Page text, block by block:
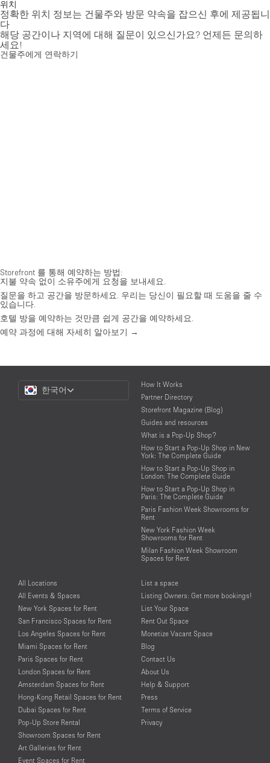
위치
정확한 위치 정보는 건물주와 방문 약속을 잡으신 후에 제공됩니
다
해당 공간이나 지역에 대해 질문이 있으신가요? 언제든 문의하
세요!
건물주에게 연락하기
Storefront 를 통해 예약하는 방법:
지불 약속 없이 소유주에게 요청을 보내세요.
질문을 하고 공간을 방문하세요. 우리는 당신이 필요할 때 도움을 줄 수
있습니다.
호텔 방을 예약하는 것만큼 쉽게 공간을 예약하세요.
예약 과정에 대해 자세히 알아보기 →
Choose
Language
한국어
How It Works
Partner Directory
Storefront Magazine (Blog)
Guides and resources
What is a Pop-Up Shop?
How to Start a Pop-Up Shop in New
York: The Complete Guide
How to Start a Pop-Up Shop in
London: The Complete Guide
How to Start a Pop-Up Shop in
Paris: The Complete Guide
Paris Fashion Week Showrooms for
Rent
New York Fashion Week
Showrooms for Rent
Milan Fashion Week Showroom
Spaces for Rent
All Locations
All Events & Spaces
New York Spaces for Rent
San Francisco Spaces for Rent
Los Angeles Spaces for Rent
Miami Spaces for Rent
Paris Spaces for Rent
London Spaces for Rent
Amsterdam Spaces for Rent
Hong-Kong Retail Spaces for Rent
Dubai Spaces for Rent
Pop-Up Store Rental
Showroom Spaces for Rent
Art Galleries for Rent
Event Spaces for Rent
List a space
Listing Owners: Get more bookings!
List Your Space
Rent Out Space
Monetize Vacant Space
Blog
Contact Us
About Us
Help & Support
Press
Terms of Service
Privacy